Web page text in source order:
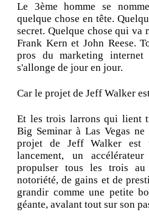
Le 3ème homme se
quelque chose en tête.
secret. Quelque chose qui
Frank Kern et John Reese.
pros du marketing
s'allonge de jour en jour.
Car le projet de Jeff Walker
Et les trois larrons qui lient
Big Seminar à Las Vegas
projet de Jeff Walker est
lancement, un
propulser tous les trois
notoriété, de gains et de
grandir comme une petite
géante, avalant tout sur son